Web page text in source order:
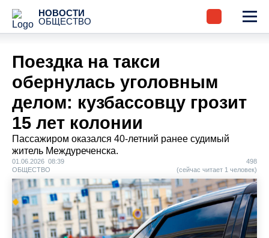
НОВОСТИ
ОБЩЕСТВО
Поездка на такси
обернулась уголовным
делом: кузбассовцу грозит
15 лет колонии
Пассажиром оказался 40-летний ранее судимый
житель Междуреченска.
01.06.2026 08:39
ОБЩЕСТВО
498
(сейчас читает 1 человек)